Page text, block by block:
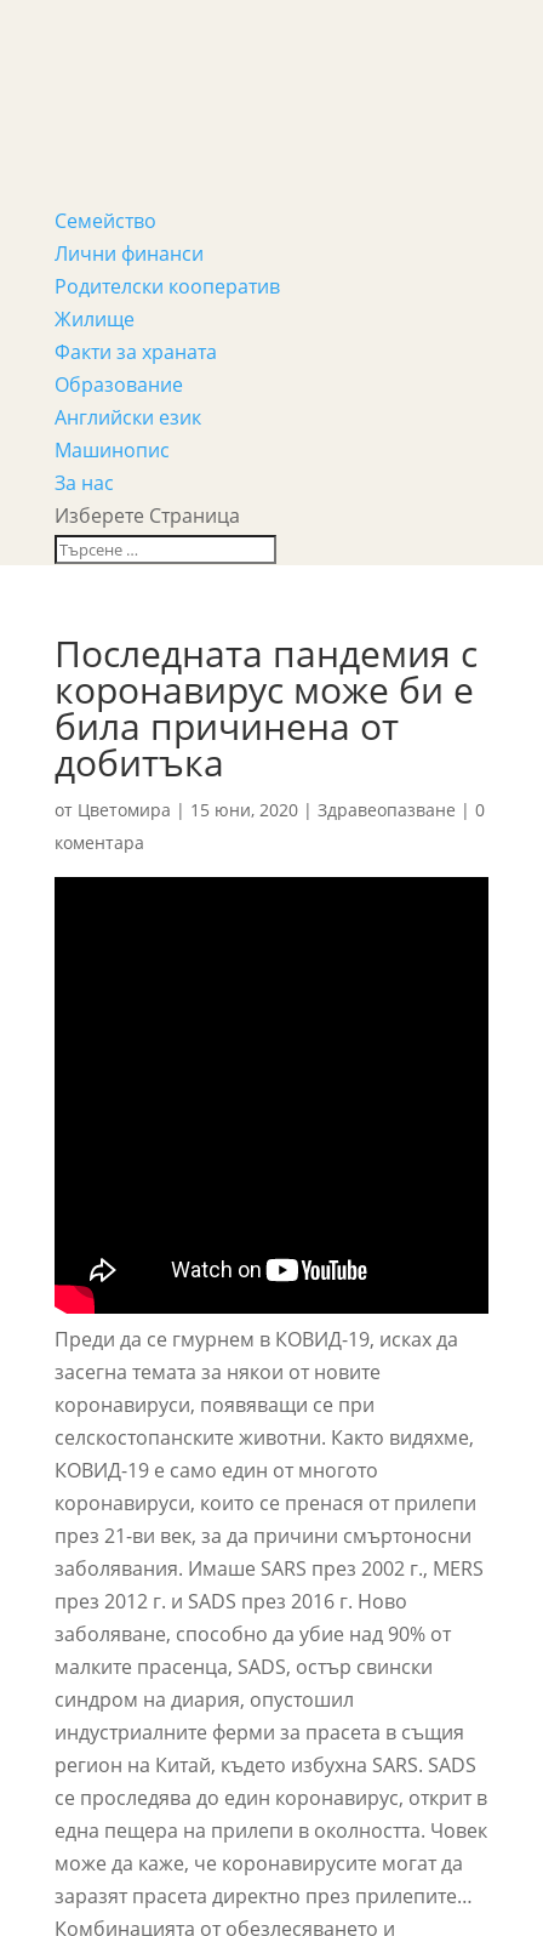
Семейство
Лични финанси
Родителски кооператив
Жилище
Факти за храната
Образование
Английски език
Машинопис
За нас
Изберете Страница
Последната пандемия с
коронавирус може би е
била причинена от
добитъка
от Цветомира | 15 юни, 2020| Здравеопазване | 0
коментара
Преди да се гмурнем в КОВИД-19, исках да
засегна темата за някои от новите
коронавируси, появяващи се при
селскостопанските животни. Както видяхме,
КОВИД-19 е само един от многото
коронавируси, които се пренася от прилепи
през 21-ви век, за да причини смъртоносни
заболявания. Имаше SARS през 2002 г., MERS
през 2012 г. и SADS през 2016 г. Ново
заболяване, способно да убие над 90% от
малките прасенца, SADS, остър свински
синдром на диария, опустошил
индустриалните ферми за прасета в същия
регион на Китай, където избухна SARS. SADS
се проследява до един коронавирус, открит в
една пещера на прилепи в околността. Човек
може да каже, че коронавирусите могат да
заразят прасета директно през прилепите…
Комбинацията от обезлесяването и